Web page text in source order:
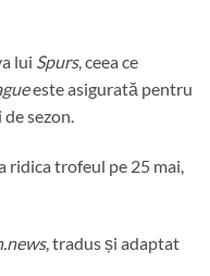
lui Spurs, ceea ce
este asigurată pentru
sezon.
ridica trofeul pe 25 mai,
, tradus și adaptat